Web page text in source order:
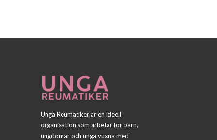
Unga Reumatiker är en ideell
organisation som arbetar för barn,
ungdomar och unga vuxna med